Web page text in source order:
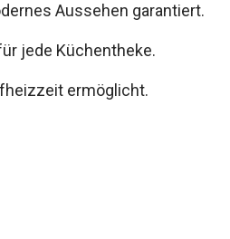
Aussehen garantiert.
jede Küchentheke.
ermöglicht.